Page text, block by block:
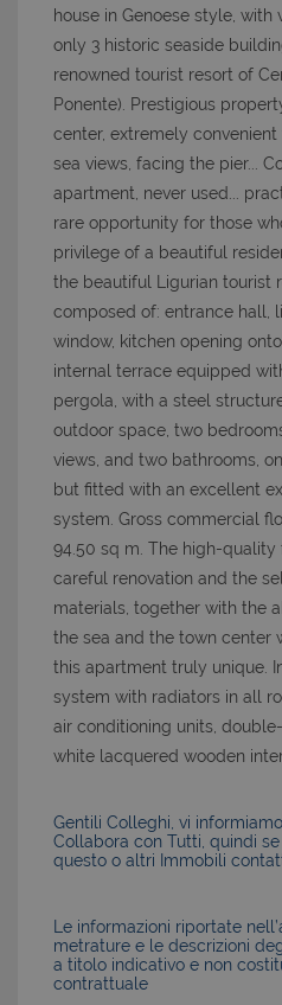
house in Genoese style,
only 3 historic seaside
renowned tourist resort of
Ponente). Prestigious
center, extremely
sea views, facing the pier...
apartment, never used...
rare opportunity for those
privilege of a beautiful
the beautiful Ligurian tourist
composed of: entrance hall,
window, kitchen opening
internal terrace equipped
pergola, with a steel
outdoor space, two
views, and two bathrooms,
but fitted with an excellent
system. Gross commercial
94.50 sq m. The high-quality
careful renovation and the
materials, together with the
the sea and the town center
this apartment truly unique.
system with radiators in all
air conditioning units,
white lacquered wooden
Gentili Colleghi, vi
Collabora con Tutti, quindi
questo o altri Immobili
Le informazioni riportate
metrature e le descrizioni
a titolo indicativo e non
contrattuale